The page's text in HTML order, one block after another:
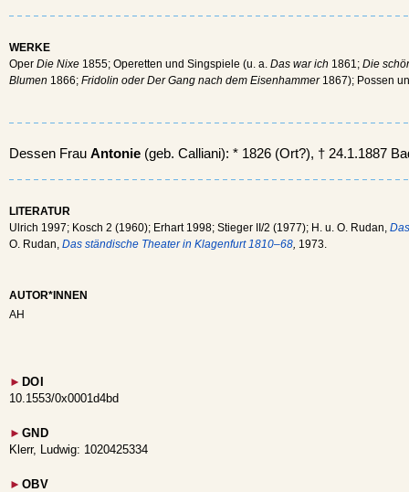
WERKE
Oper Die Nixe 1855; Operetten und Singspiele (u. a. Das war ich 1861; Die
Blumen 1866; Fridolin oder Der Gang nach dem Eisenhammer1867); Possen
Dessen Frau Antonie (geb. Calliani): * 1826 (Ort?), † 24.1.1887
LITERATUR
Ulrich 1997; Kosch 2 (1960); Erhart 1998; Stieger II/2 (1977); H. u. O. Rudan,
O. Rudan, Das ständische Theater in Klagenfurt 1810–68, 1973.
AUTOR*INNEN
AH
► DOI
10.1553/0x0001d4bd
► GND
Klerr, Ludwig: 1020425334
► OBV